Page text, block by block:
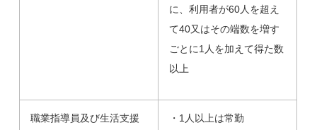
に、利用者が60人を超え
て40又はその端数を増す
ごとに1人を加えて得た数
以上
職業指導員及び生活支援
・1人以上は常勤